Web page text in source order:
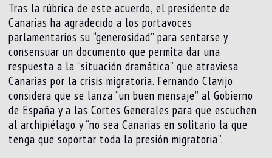
Tras la rúbrica de este acuerdo, el presidente de
Canarias ha agradecido a los portavoces
parlamentarios su “generosidad” para sentarse y
consensuar un documento que permita dar una
respuesta a la “situación dramática” que atraviesa
Canarias por la crisis migratoria. Fernando Clavijo
considera que se lanza “un buen mensaje” al Gobierno
de España y a las Cortes Generales para que escuchen
al archipiélago y “no sea Canarias en solitario la que
tenga que soportar toda la presión migratoria”.